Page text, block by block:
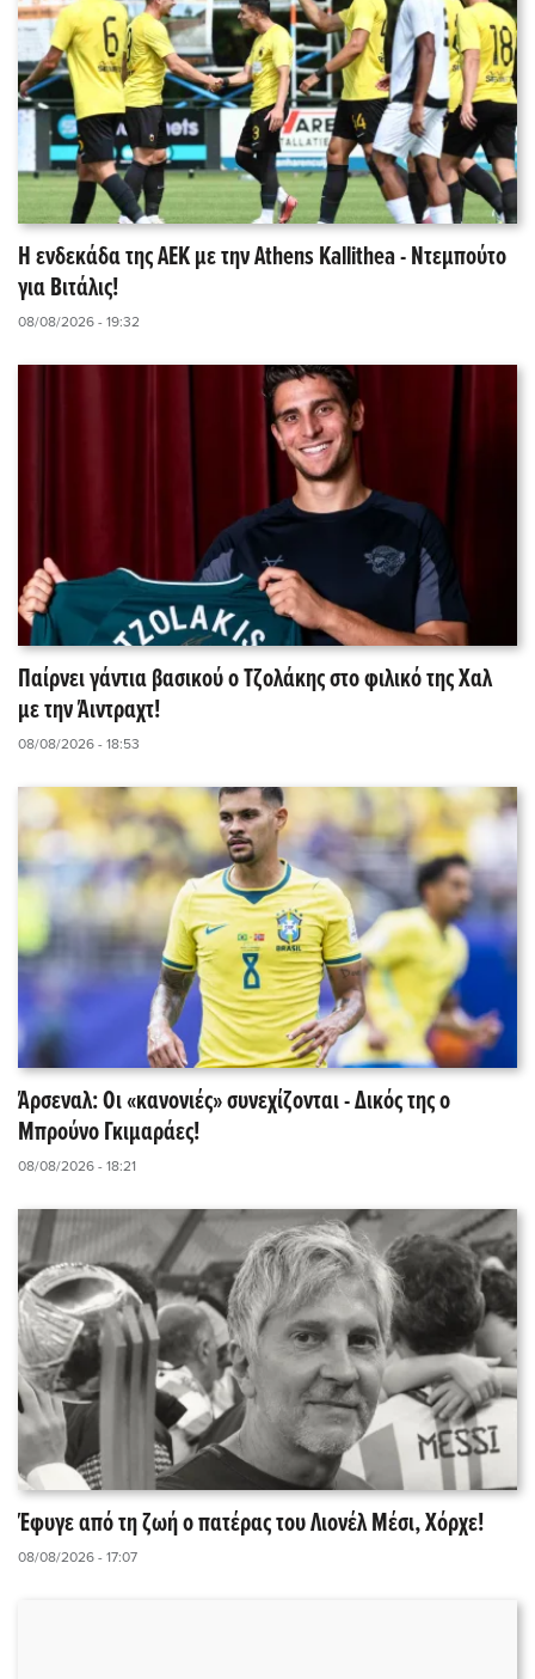
Η ενδεκάδα της ΑΕΚ με την Athens Kallithea - Ντεμπούτο
για Βιτάλις!
08/08/2026 - 19:32
Παίρνει γάντια βασικού ο Τζολάκης στο φιλικό της Χαλ
με την Άιντραχτ!
08/08/2026 - 18:53
Άρσεναλ: Οι «κανονιές» συνεχίζονται - Δικός της ο
Μπρούνο Γκιμαράες!
08/08/2026 - 18:21
Έφυγε από τη ζωή ο πατέρας του Λιονέλ Μέσι, Χόρχε!
08/08/2026 - 17:07